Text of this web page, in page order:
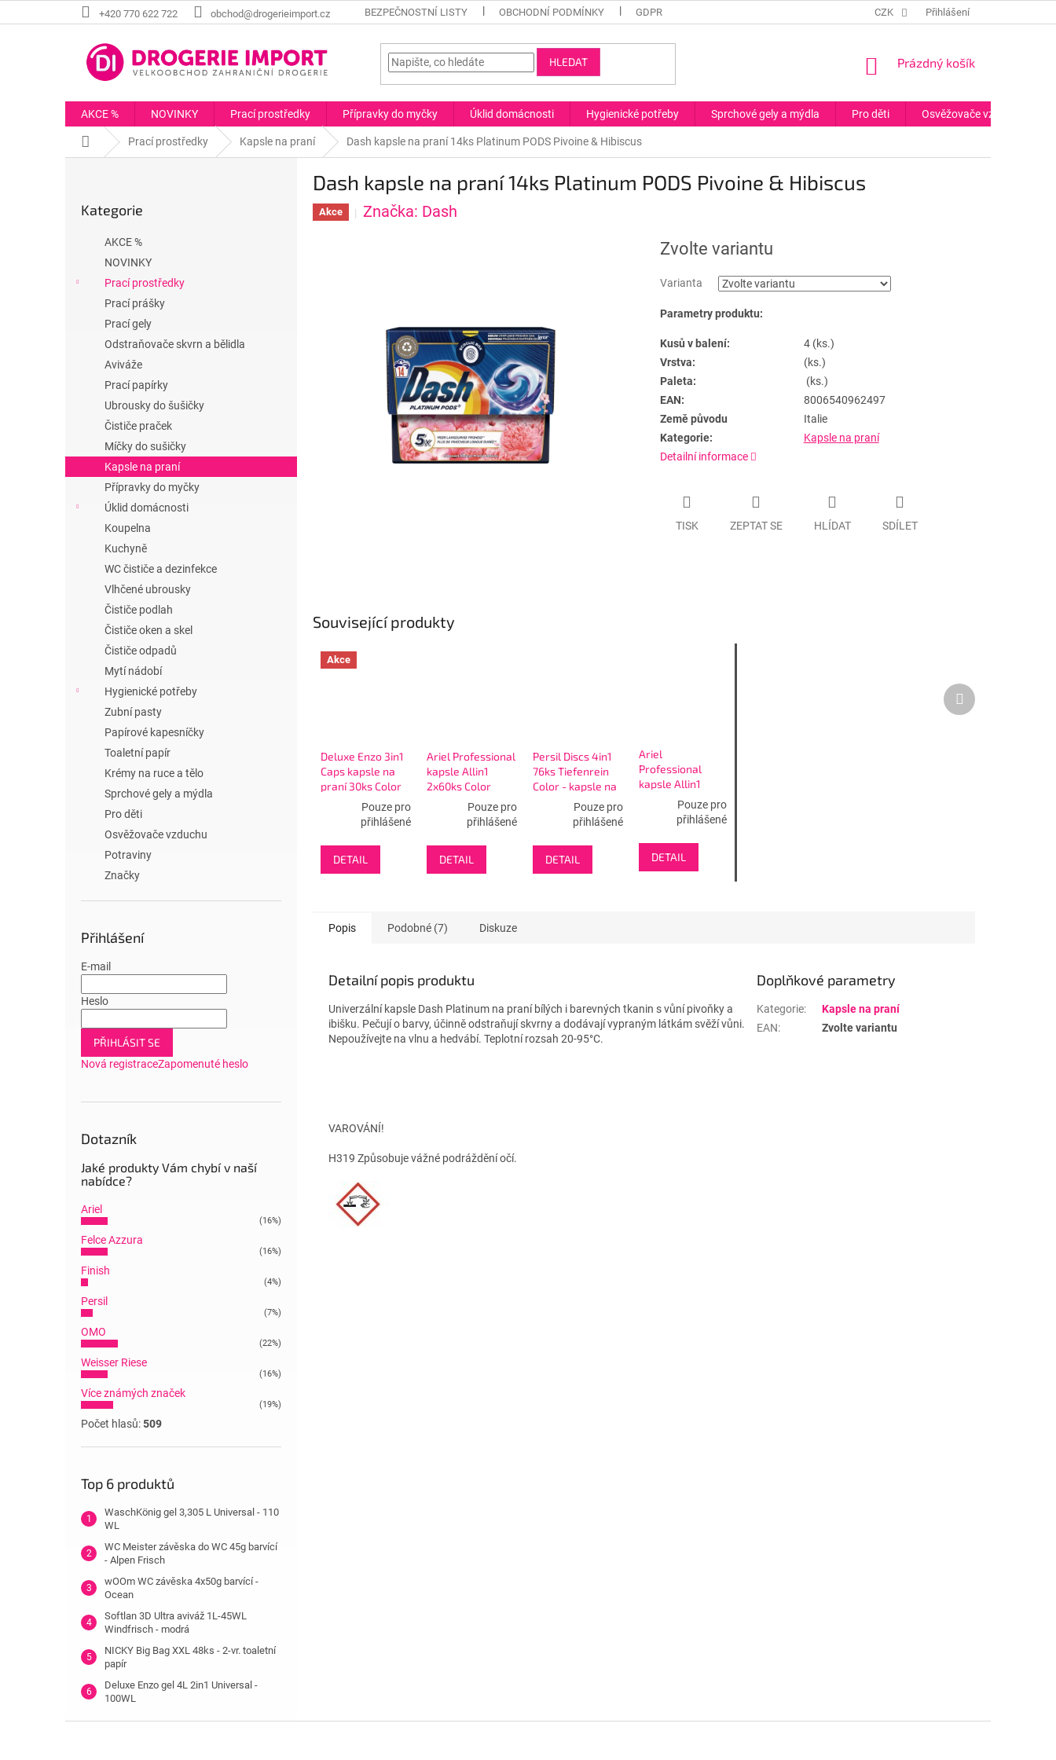
na
+420 770 622 722 obchod@drogerieimport.cz BEZPEČNOSTNÍ LISTY OBCHODNÍ PODMÍNKY GDPR CZK Přihlášení
HLEDAT
NÁKUPNÍ
Prázdný košík
AKCE % NOVINKY Prací prostředky Přípravky do myčky Úklid domácnosti Hygienické potřeby Sprchové gely a mýdla Pro děti Osvěžovače vzduchu
Domů Prací prostředky Kapsle na praní Dash kapsle na praní 14ks Platinum PODS Pivoine & Hibiscus
kategorie
Kategorie
AKCE %
NOVINKY
Prací prostředky
Prací prášky
Prací gely
Odstraňovače skvrn a bělidla
Aviváže
Prací papírky
Ubrousky do šušičky
Čističe praček
Míčky do sušičky
Kapsle na praní
Přípravky do myčky
Úklid domácnosti
Koupelna
Kuchyně
WC čističe a dezinfekce
Vlhčené ubrousky
Čističe podlah
Čističe oken a skel
Čističe odpadů
Mytí nádobí
Hygienické potřeby
Zubní pasty
Papírové kapesníčky
Toaletní papír
Krémy na ruce a tělo
Sprchové gely a mýdla
Pro děti
Osvěžovače vzduchu
Potraviny
Značky
Přihlášení
E-mail
Heslo
PŘIHLÁSIT SE
Nová registraceZapomenuté heslo
Dotazník
Jaké produkty Vám chybí v naší
nabídce?
Ariel
(16%)
Felce Azzura
(16%)
Finish
(4%)
Persil
(7%)
OMO
(22%)
Weisser Riese
(16%)
Více známých značek
(19%)
Počet hlasů:509
Top 6 produktů
WaschKönig gel 3,305 L Universal - 110
WL
WC Meister závěska do WC 45g barvící
- Alpen Frisch
wOOm WC závěska 4x50g barvící -
Ocean
Softlan 3D Ultra aviváž 1L-45WL
Windfrisch - modrá
NICKY Big Bag XXL 48ks - 2-vr. toaletní
papír
Deluxe Enzo gel 4L 2in1 Universal -
100WL
Dash kapsle na praní 14ks Platinum PODS Pivoine & Hibiscus
Akce Značka: Dash
Zvolte variantu
Varianta
Parametry produktu:
Kusů v balení:
4 (ks.)
Vrstva:
(ks.)
Paleta:
(ks.)
EAN:
8006540962497
Země původu
Italie
Kategorie:
Kapsle na praní
Detailní informace
TISK ZEPTAT SE HLÍDAT SDÍLET
Související produkty
Akce
Deluxe Enzo 3in1
Caps kapsle na
praní 30ks Color
Pouze pro
přihlášené
DETAIL
Ariel Professional
kapsle Allin1
2x60ks Color
Pouze pro
přihlášené
DETAIL
Persil Discs 4in1
76ks Tiefenrein
Color - kapsle na
Pouze pro
přihlášené
DETAIL
Ariel
Professional
kapsle Allin1
2x50ks Colour+
Pouze pro
přihlášené
DETAIL
Další
produkt
Popis Podobné (7) Diskuze
Detailní popis produktu
Univerzální kapsle Dash Platinum na praní bílých i barevných tkanin s vůní pivoňky a
ibišku. Pečují o barvy, účinně odstraňují skvrny a dodávají vypraným látkám svěží vůni.
Nepoužívejte na vlnu a hedvábí. Teplotní rozsah 20-95°C.
VAROVÁNÍ!
H319 Způsobuje vážné podráždění očí.
Doplňkové parametry
Kategorie:
Kapsle na praní
EAN: Zvolte variantu